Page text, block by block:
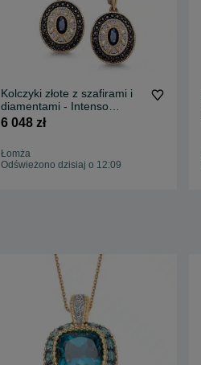
Kolczyki złote z szafirami i
diamentami - Intenso
GZ14271
6 048 zł
Łomża
Odświeżono dzisiaj o 12:09